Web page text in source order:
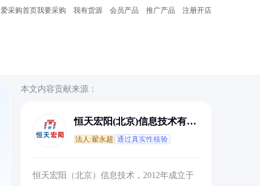
爱采购首页我要采购 我有货源 会员产品 推广产品 注册开店
本文内容贡献来源：
恒天宏阳(北京)信息技术有限
法人:翟永超 通过真实性核验
恒天宏阳（北京）信息技术，2012年成立于